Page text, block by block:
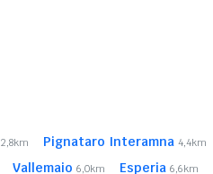
2,8km Pignataro Interamna 4,4km
Vallemaio 6,0km Esperia 6,6km